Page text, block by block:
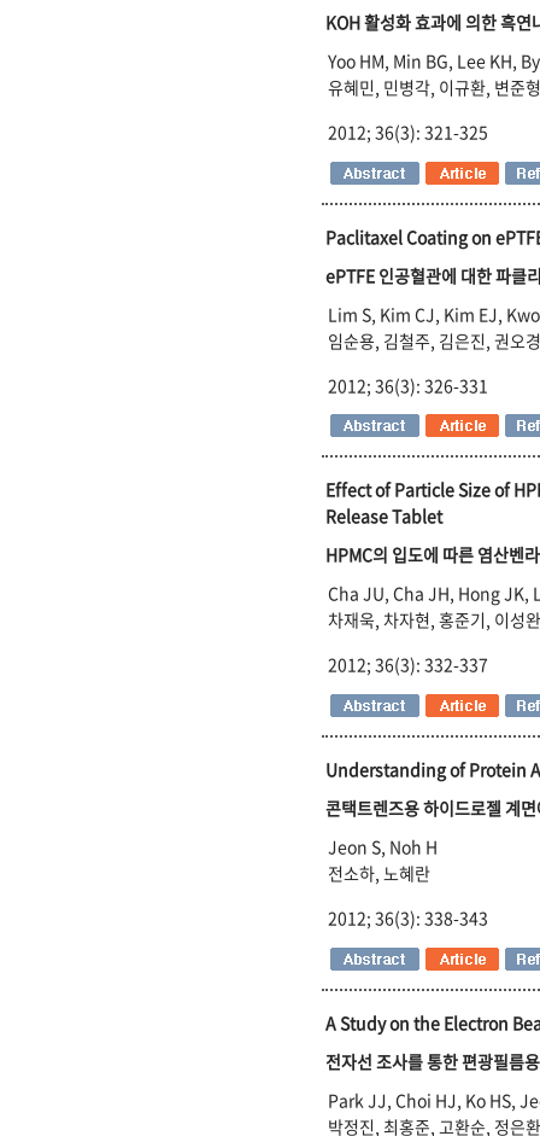
KOH 활성화 효과에 의한 흑
Yoo HM, Min BG, Lee KH,
유혜민, 민병각, 이규환, 변준
2012; 36(3): 321-325
Paclitaxel Coating on
ePTFE 인공혈관에 대한 파클
Lim S, Kim CJ, Kim EJ,
임순용, 김철주, 김은진, 권오
2012; 36(3): 326-331
Effect of Particle Size of
Release Tablet
HPMC의 입도에 따른 염산벤
Cha JU, Cha JH, Hong JK,
차재욱, 차자현, 홍준기, 이성
2012; 36(3): 332-337
Understanding of Protein
콘택트렌즈용 하이드로젤 계
Jeon S, Noh H
전소하, 노혜란
2012; 36(3): 338-343
A Study on the Electron
전자선 조사를 통한 편광필름
Park JJ, Choi HJ, Ko HS,
박정진, 최홍준, 고환순, 정은